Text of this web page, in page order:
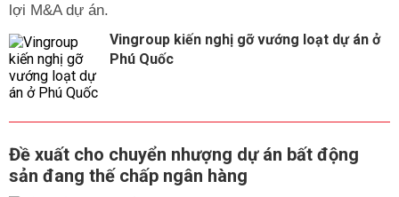
lợi M&A dự án.
Vingroup kiến nghị gỡ vướng loạt dự án ở
Phú Quốc
Đề xuất cho chuyển nhượng dự án bất động
sản đang thế chấp ngân hàng